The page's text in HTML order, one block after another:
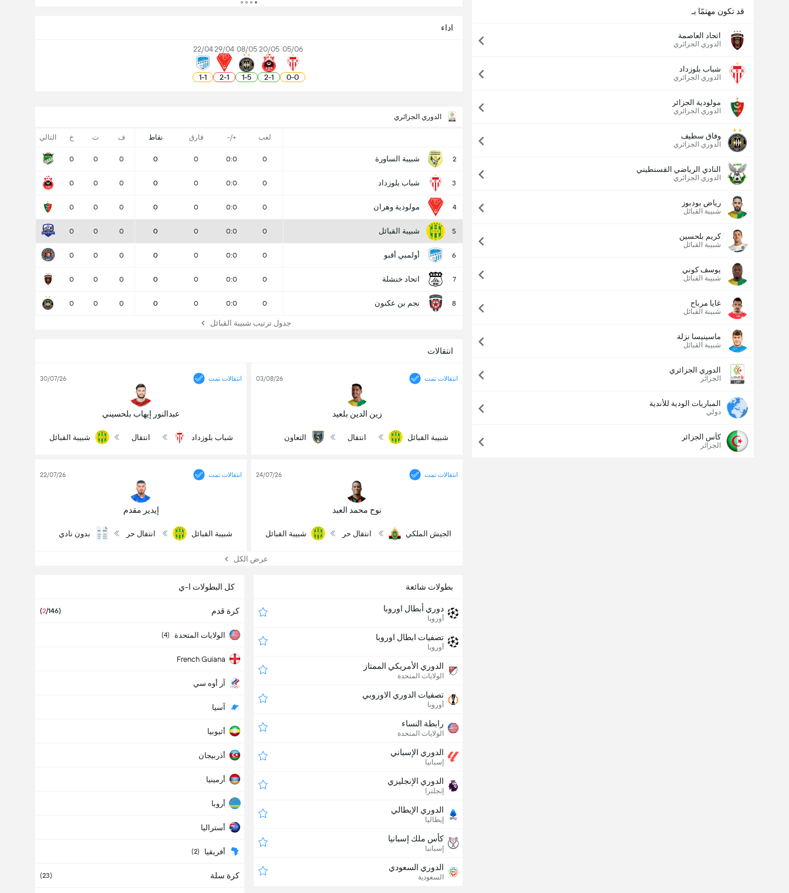
قد تكون مهتمًا بـ
اتحاد العاصمة
الدوري الجزائري
شباب بلوزداد
الدوري الجزائري
مولودية الجزائر
الدوري الجزائري
وفاق سطيف
الدوري الجزائري
النادي الرياضي القسنطيني
الدوري الجزائري
رياض بودبوز
شبيبة القبائل
كريم بلحسين
شبيبة القبائل
يوسف كوني
شبيبة القبائل
غايا مرباح
شبيبة القبائل
ماسينيسا نزلة
شبيبة القبائل
الدوري الجزائري
الجزائر
المباريات الودية للأندية
دولي
كأس الجزائر
الجزائر
اداء
05/06
0
-
0
20/05
1
-
2
08/05
5
-
1
29/04
1
-
2
22/04
1
-
1
الدوري الجزائري
لعب +/- فارق نقاط ف ت خ التالي
2 شبيبة الساورة 0
0:0
0
0
0
0
0
3 شباب بلوزداد 0
0:0
0
0
0
0
0
4 مولودية وهران 0
0:0
0
0
0
0
0
5 شبيبة القبائل 0
0:0
0
0
0
0
0
6 أولمبي أقبو 0
0:0
0
0
0
0
0
7 اتحاد خنشلة 0
0:0
0
0
0
0
0
8 نجم بن عكنون 0
0:0
0
0
0
0
0
جدول ترتيب شبيبة القبائل
انتقالات
انتقالات تمت
زين الدين بلعيد
03/08/26
شبيبة القبائل انتقال التعاون
انتقالات تمت
عبدالنور إيهاب بلحسيني
30/07/26
شباب بلوزداد انتقال شبيبة القبائل
انتقالات تمت
نوح محمد العبد
24/07/26
الجيش الملكي انتقال حر شبيبة القبائل
انتقالات تمت
إيدير مقدم
22/07/26
شبيبة القبائل انتقال حر بدون نادي
عرض الكل
بطولات شائعة
دوري أبطال اوروبا
أوروبا
تصفيات ابطال اوروبا
أوروبا
الدوري الأمريكي الممتاز
الولايات المتحدة
تصفيات الدوري الاوروبي
أوروبا
رابطة النساء
الولايات المتحدة
الدوري الإسباني
إسبانيا
الدوري الإنجليزي
إنجلترا
الدوري الإيطالي
إيطاليا
كأس ملك إسبانيا
إسبانيا
الدوري السعودي
السعودية
كل البطولات ا-ي
كرة قدم (2/146)
الولايات المتحدة (4)
French Guiana
آر أوه سي
آسيا
أثيوبيا
أذربيجان
أرمينيا
أروبا
أستراليا
أفريقيا (2)
أفغانستانكرة سلة (23)